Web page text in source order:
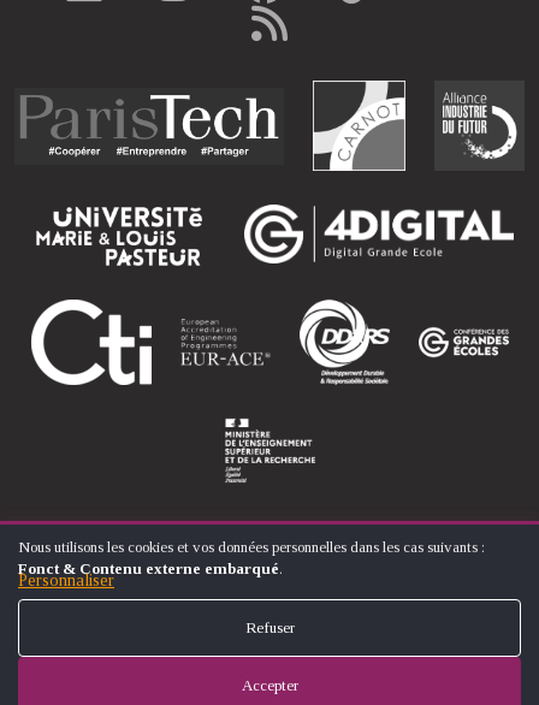
© ÉCOLE NATIONALE SUPÉRIEURE D'ARTS ET MÉTIERS
MENTIONS LÉGALES
UTILISATION
DES
DONNÉES
DES
Nous utilisons les cookies et vos données personnelles dans les cas suivants :
Fonct & Contenu externe embarqué.
Personnaliser
Refuser
Accepter